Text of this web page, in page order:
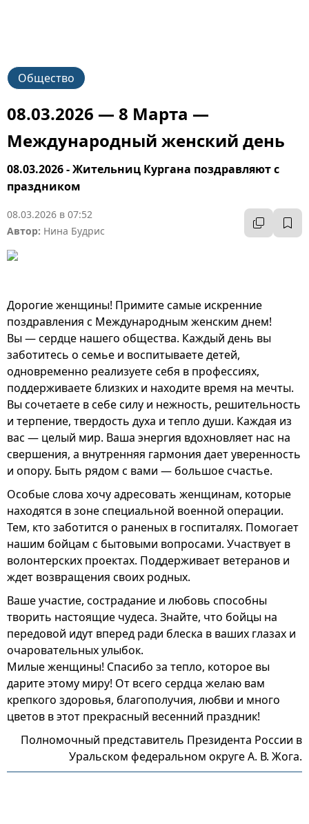
Общество
08.03.2026 — 8 Марта —
Международный женский день
08.03.2026 - Жительниц Кургана поздравляют с
праздником
08.03.2026 в 07:52
Автор: Нина Будрис
Дорогие женщины! Примите самые искренние
поздравления с Международным женским днем!
Вы — сердце нашего общества. Каждый день вы
заботитесь о семье и воспитываете детей,
одновременно реализуете себя в профессиях,
поддерживаете близких и находите время на мечты.
Вы сочетаете в себе силу и нежность, решительность
и терпение, твердость духа и тепло души. Каждая из
вас — целый мир. Ваша энергия вдохновляет нас на
свершения, а внутренняя гармония дает уверенность
и опору. Быть рядом с вами — большое счастье.
Особые слова хочу адресовать женщинам, которые
находятся в зоне специальной военной операции.
Тем, кто заботится о раненых в госпиталях. Помогает
нашим бойцам с бытовыми вопросами. Участвует в
волонтерских проектах. Поддерживает ветеранов и
ждет возвращения своих родных.
Ваше участие, сострадание и любовь способны
творить настоящие чудеса. Знайте, что бойцы на
передовой идут вперед ради блеска в ваших глазах и
очаровательных улыбок.
Милые женщины! Спасибо за тепло, которое вы
дарите этому миру! От всего сердца желаю вам
крепкого здоровья, благополучия, любви и много
цветов в этот прекрасный весенний праздник!
Полномочный представитель Президента России в
Уральском федеральном округе А. В. Жога.